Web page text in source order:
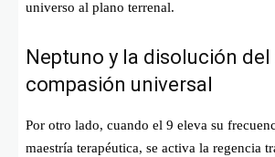
universo al plano terrenal.
Neptuno y la disolución del
compasión universal
Por otro lado, cuando el 9 eleva su
maestría terapéutica, se activa la regencia